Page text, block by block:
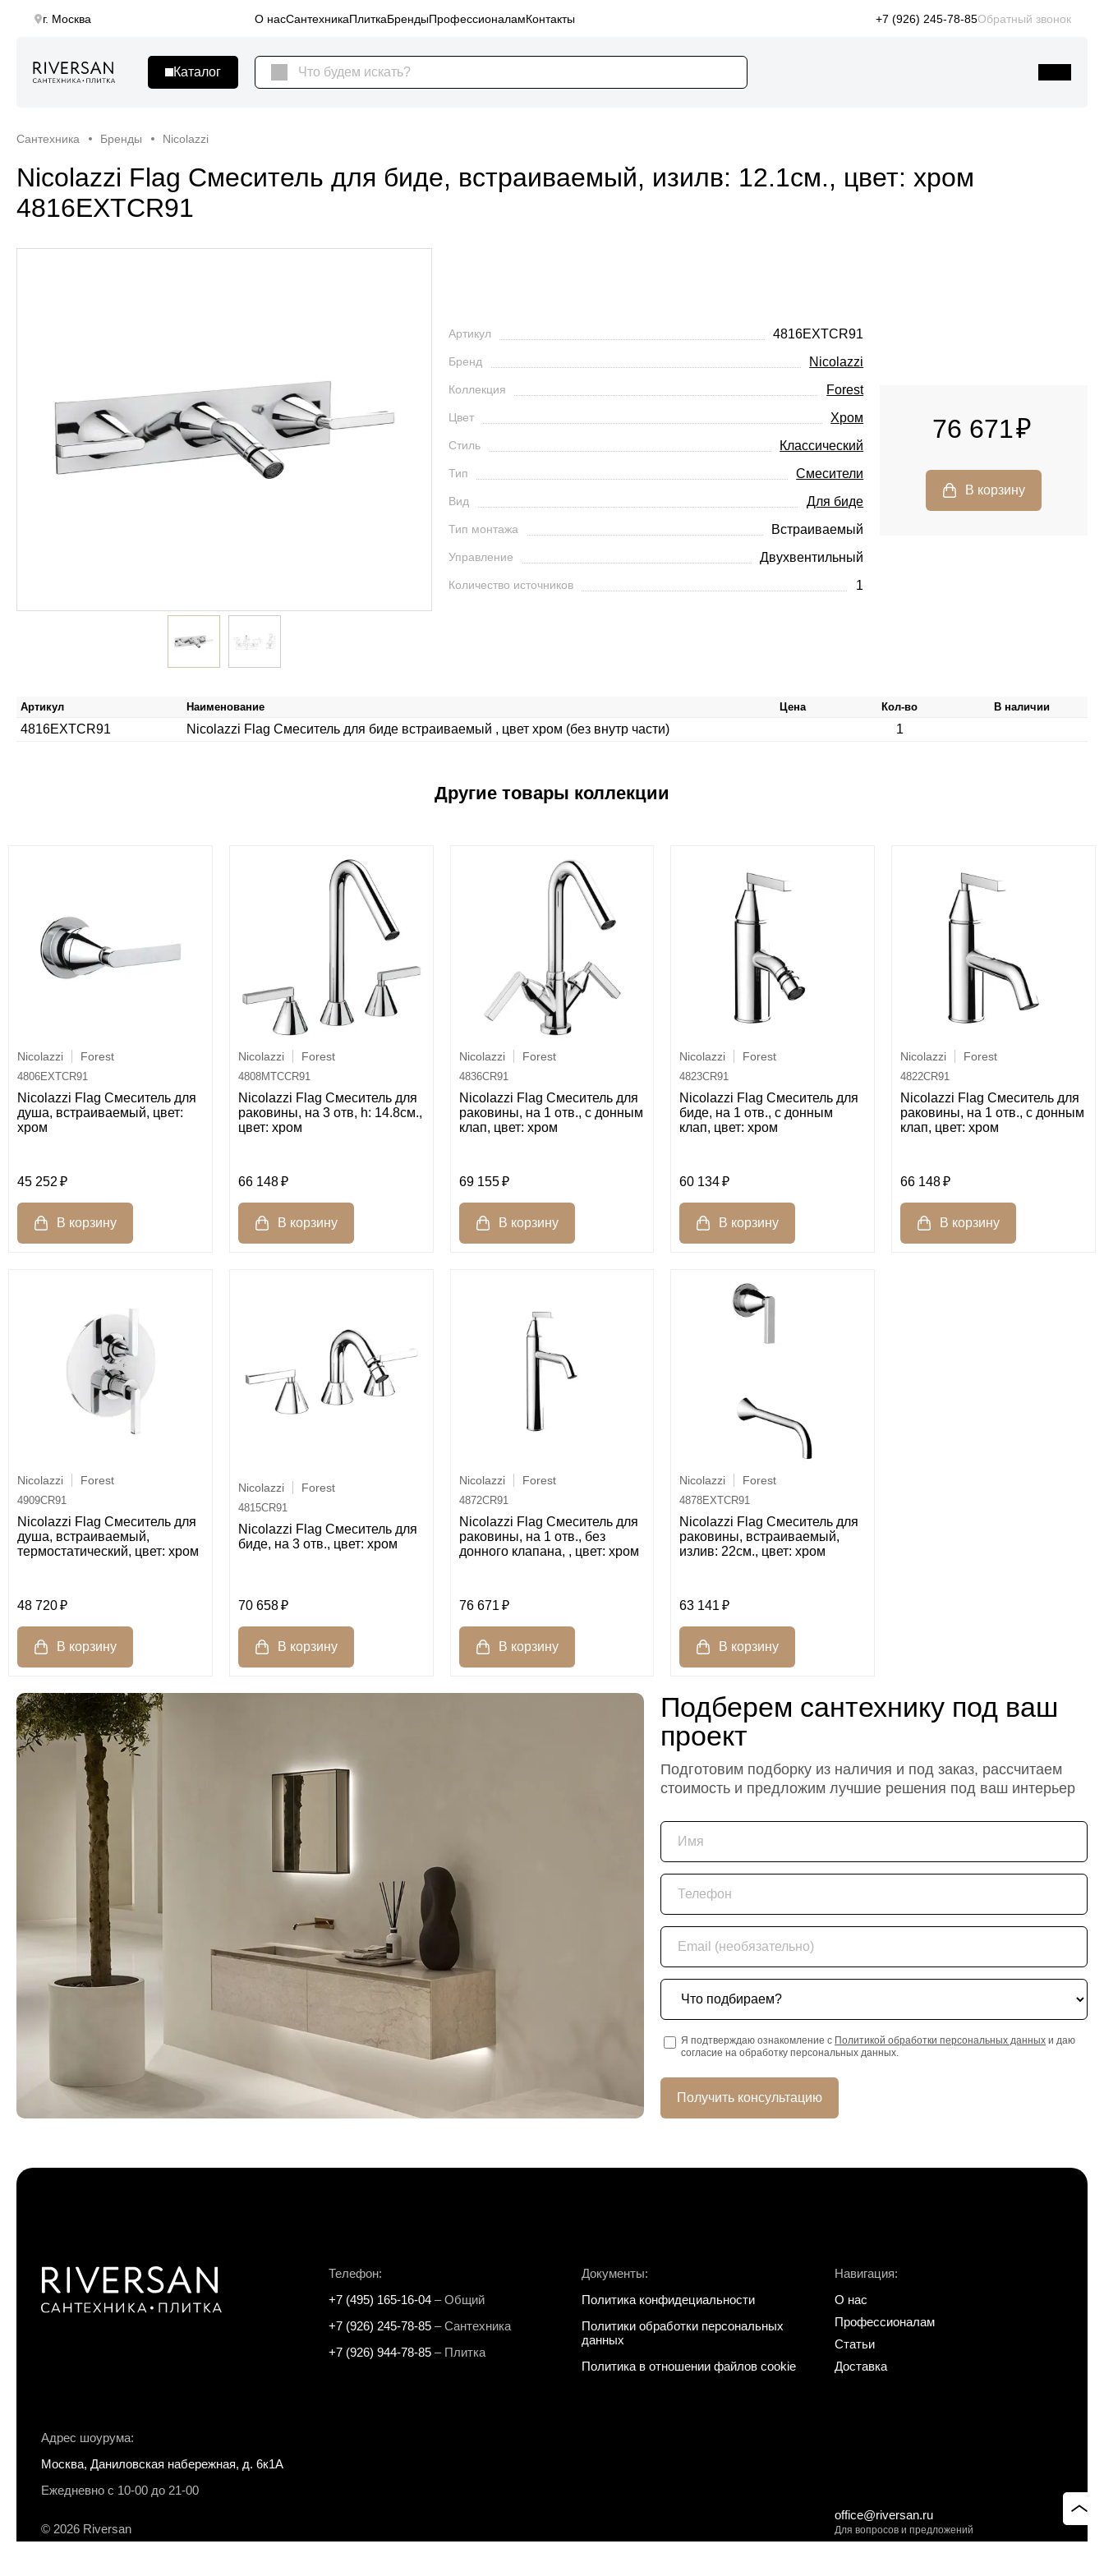
г. Москва О насСантехникаПлиткаБрендыПрофессионаламКонтакты +7 (926) 245-78-85Обратный звонок
Сантехника Бренды Nicolazzi
Nicolazzi Flag Смеситель для биде, встраиваемый, изилв: 12.1см., цвет: хром
4816EXTCR91
Артикул 4816EXTCR91
Бренд Nicolazzi
Коллекция Forest
Цвет Хром
Стиль Классический
Тип Смесители
Вид Для биде
Тип монтажа Встраиваемый
Управление Двухвентильный
Количество источников 1
76 671
Артикул Наименование Цена Кол-во В наличии
4816EXTCR91 Nicolazzi Flag Смеситель для биде встраиваемый , цвет хром (без внутр части) 1
Nicolazzi Forest
4806EXTCR91
Nicolazzi Flag Смеситель для
душа, встраиваемый, цвет:
хром
45 252
Nicolazzi Forest
4808MTCCR91
Nicolazzi Flag Смеситель для
раковины, на 3 отв, h: 14.8см.,
цвет: хром
66 148
Nicolazzi Forest
4836CR91
Nicolazzi Flag Смеситель для
раковины, на 1 отв., с донным
клап, цвет: хром
69 155
Nicolazzi Forest
4823CR91
Nicolazzi Flag Смеситель для
биде, на 1 отв., с донным
клап, цвет: хром
60 134
Nicolazzi Forest
4822CR91
Nicolazzi Flag Смеситель для
раковины, на 1 отв., с донным
клап, цвет: хром
66 148
Nicolazzi Forest
4909CR91
Nicolazzi Flag Смеситель для
душа, встраиваемый,
термостатический, цвет: хром
48 720
Nicolazzi Forest
4815CR91
Nicolazzi Flag Смеситель для
биде, на 3 отв., цвет: хром
70 658
Nicolazzi Forest
4872CR91
Nicolazzi Flag Смеситель для
раковины, на 1 отв., без
донного клапана, , цвет: хром
76 671
Nicolazzi Forest
4878EXTCR91
Nicolazzi Flag Смеситель для
раковины, встраиваемый,
излив: 22см., цвет: хром
63 141
Подберем сантехнику под ваш
проект
Подготовим подборку из наличия и под заказ, рассчитаем
стоимость и предложим лучшие решения под ваш интерьер
Имя
Телефон
Email (необязательно)
Что подбираем?
Я подтверждаю ознакомление с Политикой обработки персональных данных и даю
согласие на обработку персональных данных.
Получить консультацию
Адрес шоурума:
Москва, Даниловская набережная, д. 6к1А
Ежедневно с 10-00 до 21-00
© 2026 Riversan
Телефон:
+7 (495) 165-16-04– Общий
+7 (926) 245-78-85– Сантехника
+7 (926) 944-78-85– Плитка
Документы:
Политика конфидециальности
Политики обработки персональных
данных
Политика в отношении файлов cookie
Навигация:
О нас
Профессионалам
Статьи
Доставка
office@riversan.ru
Для вопросов и предложений